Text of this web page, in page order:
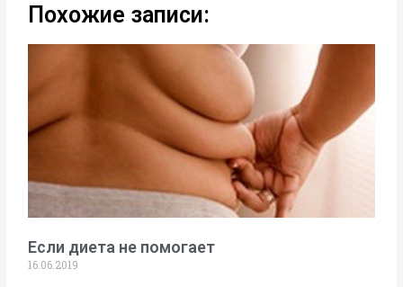
Похожие записи:
Если диета не помогает
16.06.2019